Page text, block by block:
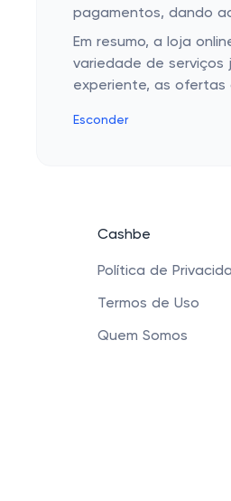
pagamentos, dando
Em resumo, a loja
variedade de serviços
experiente, as ofertas
Esconder
Cashbe
Política de
Termos de Uso
Quem Somos